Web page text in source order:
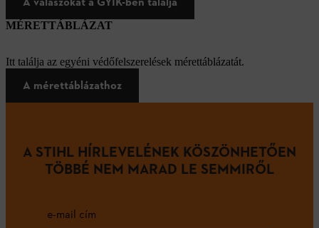
MÉRETTÁBLÁZAT
Itt találja az egyéni védőfelszerelések mérettáblázatát.
A mérettáblázathoz
A STIHL HÍRLEVELÉNEK KÖSZÖNHETŐEN
TÖBBÉ NEM MARAD LE SEMMIRŐL
e-mail cím